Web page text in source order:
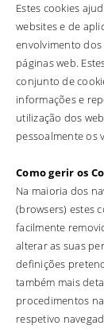
Estes cookies
websites e de
envolvimento dos
páginas web.
conjunto de
informações e
utilização dos
pessoalmente os
Como gerir os
Na maioria dos
(browsers) estes
facilmente
alterar as suas
definições
também mais
procedimentos
respetivo